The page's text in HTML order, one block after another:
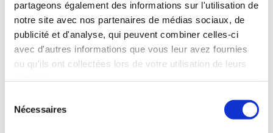
partageons également des informations sur l'utilisation de
notre site avec nos partenaires de médias sociaux, de
publicité et d'analyse, qui peuvent combiner celles-ci
avec d'autres informations que vous leur avez fournies
ou qu'ils ont collectées lors de votre utilisation de leurs
Nécessaires
13€84
TEMPORELLE
Action & aventure
9€19